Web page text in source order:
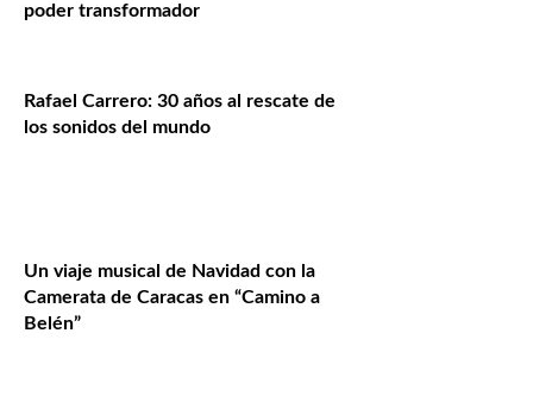
poder transformador
Rafael Carrero: 30 años al rescate de
los sonidos del mundo
Un viaje musical de Navidad con la
Camerata de Caracas en “Camino a
Belén”